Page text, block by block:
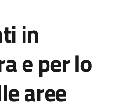
in
e per lo
aree